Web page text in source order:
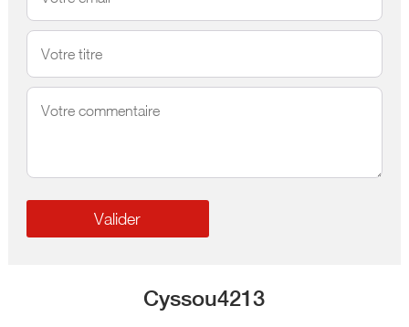
Cyssou4213